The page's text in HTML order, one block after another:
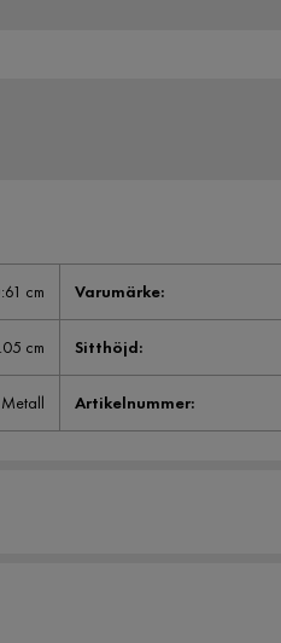
cm Varumärke:
cm Sitthöjd:
Metall Artikelnummer: